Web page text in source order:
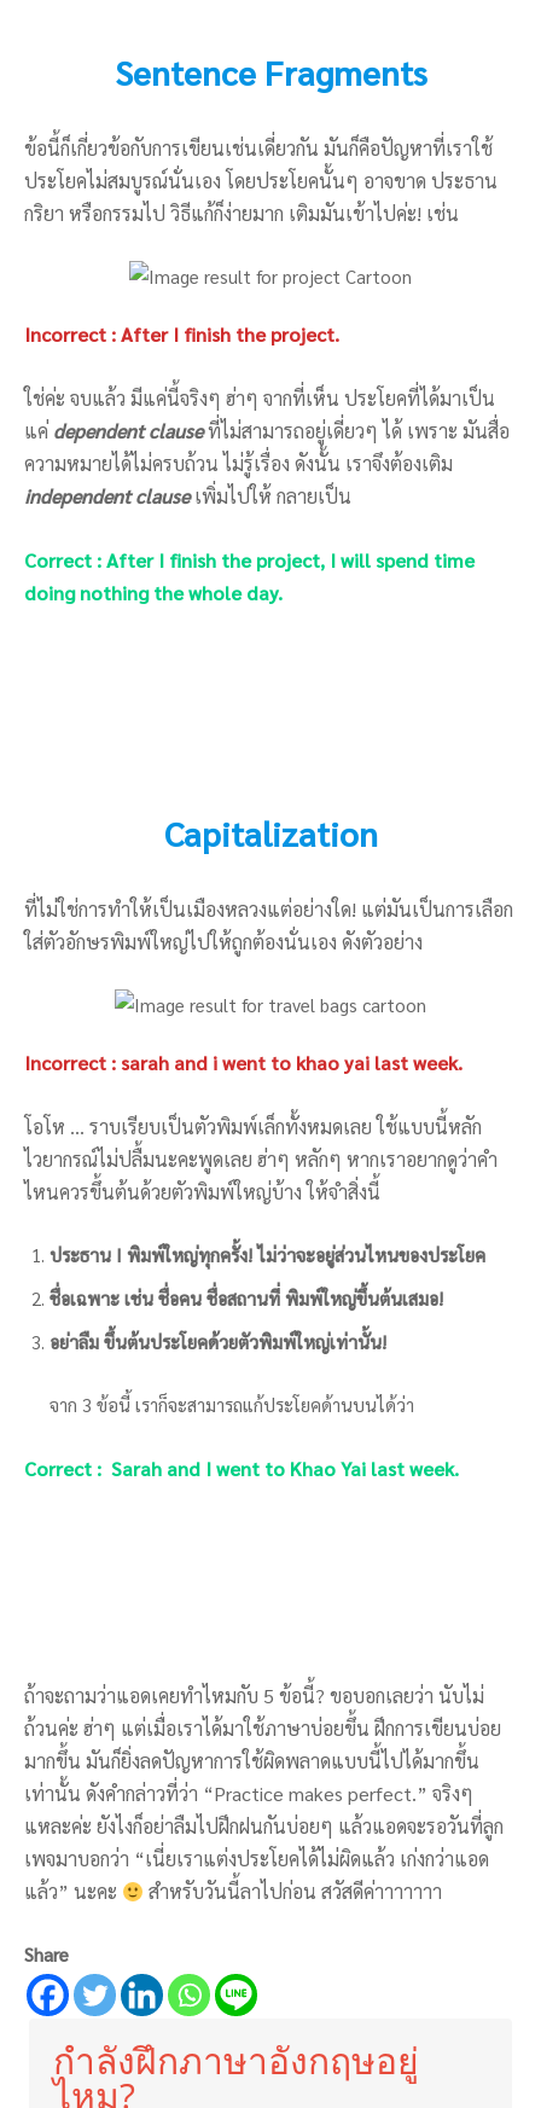
Sentence Fragments
ข้อนี้ก็เกี่ยวข้อกับการเขียนเช่นเดี่ยวกัน มันก็คือปัญหาที่เราใช้
ประโยคไม่สมบูรณ์นั่นเอง โดยประโยคนั้นๆ อาจขาด ประธาน
กริยา หรือกรรมไป วิธีแก้ก็ง่ายมาก เติมมันเข้าไปค่ะ! เช่น
Incorrect : After I finish the project.
ใช่ค่ะ จบแล้ว มีแค่นี้จริงๆ ฮ่าๆ จากที่เห็น ประโยคที่ได้มาเป็น
แค่ dependent clauseที่ไม่สามารถอยู่เดี่ยวๆ ได้ เพราะ มันสื่อ
ความหมายได้ไม่ครบถ้วน ไม่รู้เรื่อง ดังนั้น เราจึงต้องเติม
independent clauseเพิ่มไปให้ กลายเป็น
Correct : After I finish the project, I will spend time
doing nothing the whole day.
Capitalization
ที่ไม่ใช่การทำให้เป็นเมืองหลวงแต่อย่างใด! แต่มันเป็นการเลือก
ใส่ตัวอักษรพิมพ์ใหญ่ไปให้ถูกต้องนั่นเอง ดังตัวอย่าง
Incorrect : sarah and i went to khao yai last week.
โอโห … ราบเรียบเป็นตัวพิมพ์เล็กทั้งหมดเลย ใช้แบบนี้หลัก
ไวยากรณ์ไม่ปลื้มนะคะพูดเลย ฮ่าๆ หลักๆ หากเราอยากดูว่าคำ
ไหนควรขึ้นต้นด้วยตัวพิมพ์ใหญ่บ้าง ให้จำสิ่งนี้
ประธาน I พิมพ์ใหญ่ทุกครั้ง! ไม่ว่าจะอยู่ส่วนไหนของประโยค
ชื่อเฉพาะ เช่น ชื่อคน ชื่อสถานที่ พิมพ์ใหญ่ขึ้นต้นเสมอ!
อย่าลืม ขึ้นต้นประโยคด้วยตัวพิมพ์ใหญ่เท่านั้น!
จาก 3 ข้อนี้ เราก็จะสามารถแก้ประโยคด้านบนได้ว่า
Correct : Sarah and I went to Khao Yai last week.
ถ้าจะถามว่าแอดเคยทำไหมกับ 5 ข้อนี้? ขอบอกเลยว่า นับไม่
ถ้วนค่ะ ฮ่าๆ แต่เมื่อเราได้มาใช้ภาษาบ่อยขึ้น ฝึกการเขียนบ่อย
มากขึ้น มันก็ยิ่งลดปัญหาการใช้ผิดพลาดแบบนี้ไปได้มากขึ้น
เท่านั้น ดังคำกล่าวที่ว่า “Practice makes perfect.” จริงๆ
แหละค่ะ ยังไงก็อย่าลืมไปฝึกฝนกันบ่อยๆ แล้วแอดจะรอวันที่ลูก
เพจมาบอกว่า “เนี่ยเราแต่งประโยคได้ไม่ผิดแล้ว เก่งกว่าแอด
แล้ว” นะคะ
สำหรับวันนี้ลาไปก่อน สวัสดีค่าาาาาาา
Share
กำลังฝึกภาษาอังกฤษอยู่
ไหม?